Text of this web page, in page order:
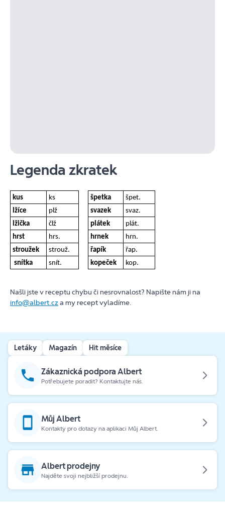
Legenda zkratek
kus ks špetka
špet.
lžíce
plž svazek
svaz.
lžička
člž plátek
plát.
hrst
hrs. hrnek
hrn.
stroužek
strouž. řapík
řap.
snítka
snít. kopeček kop.
Našli jste v receptu chybu či nesrovnalost? Napište nám ji na
info@albert.cza my recept vyladíme.
Letáky Magazín Hit měsíce
Zákaznická podpora Albert
Potřebujete poradit? Kontaktujte nás.
Můj Albert
Kontakty pro dotazy na aplikaci Můj Albert.
Albert prodejny
Najděte svoji nejbližší prodejnu.